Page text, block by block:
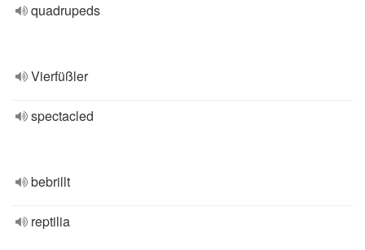
quadrupeds
Vierfüßler
spectacled
bebrillt
reptilia